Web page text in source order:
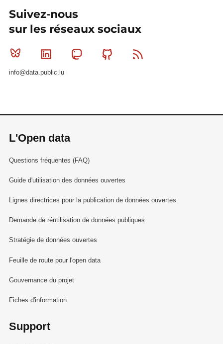
Suivez-nous
sur les réseaux sociaux
Bluesky Linkedin MastodonGithub
info@data.public.lu
L'Open data
Questions fréquentes (FAQ)
Guide d'utilisation des données ouvertes
Lignes directrices pour la publication de données ouvertes
Demande de réutilisation de données publiques
Stratégie de données ouvertes
Feuille de route pour l'open data
Gouvernance du projet
Fiches d'information
Support